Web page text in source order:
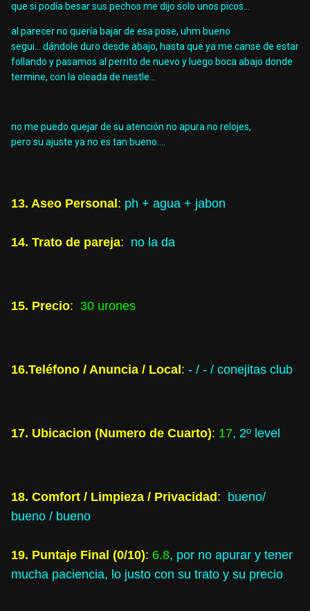
que si podía besar sus pechos me dijo solo unos picos...
al parecer no quería bajar de esa pose, uhm bueno
segui... dándole duro desde abajo, hasta que ya me canse de estar
follando y pasamos al perrito de nuevo y luego boca abajo donde
termine, con la oleada de nestle...
no me puedo quejar de su atención no apura no relojes,
pero su ajuste ya no es tan bueno....
13. Aseo Personal: ph + agua + jabon
14. Trato de pareja: no la da
15. Precio: 30 urones
16.Teléfono / Anuncia / Local: - / - / conejitas club
17. Ubicacion (Numero de Cuarto): 17, 2º level
18. Comfort / Limpieza / Privacidad: bueno/
bueno / bueno
19. Puntaje Final (0/10): 6.8, por no apurar y tener
mucha paciencia, lo justo con su trato y su precio